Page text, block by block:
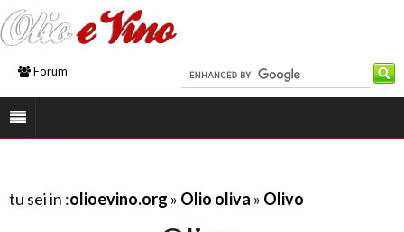
Forum
tu sei in :olioevino.org » Olio oliva » Olivo